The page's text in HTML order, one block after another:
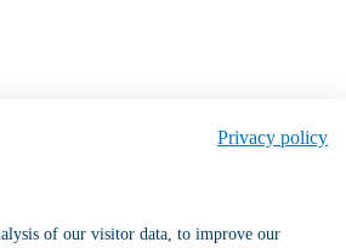
Privacy policy
of our visitor data, to improve our